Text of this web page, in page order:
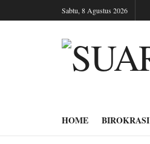
Sabtu, 8 Agustus 2026
HOME BIROKRASI